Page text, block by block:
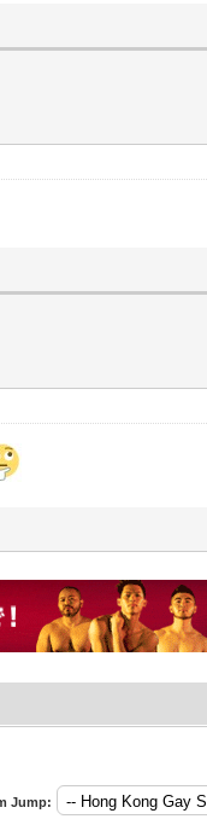
Jump: